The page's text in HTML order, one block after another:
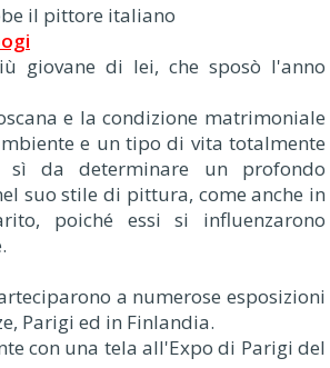
il pittore italiano
giovane di lei, che sposò l'anno
e la condizione matrimoniale
e un tipo di vita totalmente
da determinare un profondo
suo stile di pittura, come anche in
poiché essi si influenzarono
a numerose esposizioni
Parigi ed in Finlandia.
con una tela all'Expo di Parigi del